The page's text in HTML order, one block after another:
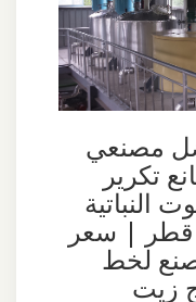
مصنعي
تكرير
النباتية
| سعر
لخط
زيت